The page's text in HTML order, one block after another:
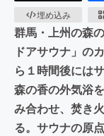
埋め込み
群馬・上州の森
ドアサウナ」の
ら１時間後には
森の香の外気浴
み合わせ、焚き
る。サウナの原